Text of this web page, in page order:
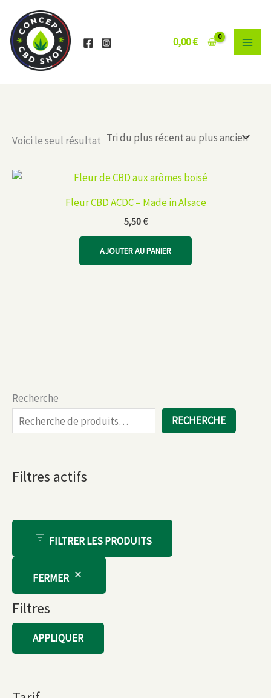
contenu
0,00€
Recherche
RECHERCHE
Filtres actifs
FILTRER LES PRODUITS
FERMER
Filtres
APPLIQUER
Voici le seul résultat
Fleur CBD ACDC – Made in Alsace
5,50€
AJOUTER AU PANIER